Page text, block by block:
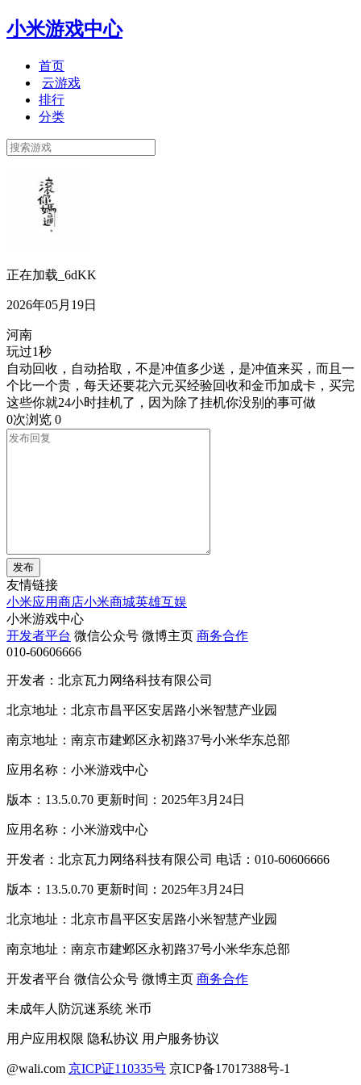
小米游戏中心
首页
云游戏
排行
分类
正在加载_6dKK
2026年05月19日
河南
玩过1秒
自动回收，自动拾取，不是冲值多少送，是冲值来买，而且一
个比一个贵，每天还要花六元买经验回收和金币加成卡，买完
这些你就24小时挂机了，因为除了挂机你没别的事可做
0次浏览 0
发布
友情链接
小米应用商店小米商城英雄互娱
小米游戏中心
开发者平台 微信公众号 微博主页 商务合作
010-60606666
开发者：北京瓦力网络科技有限公司
北京地址：北京市昌平区安居路小米智慧产业园
南京地址：南京市建邺区永初路37号小米华东总部
应用名称：小米游戏中心
版本：13.5.0.70 更新时间：2025年3月24日
应用名称：小米游戏中心
开发者：北京瓦力网络科技有限公司 电话：010-60606666
版本：13.5.0.70 更新时间：2025年3月24日
北京地址：北京市昌平区安居路小米智慧产业园
南京地址：南京市建邺区永初路37号小米华东总部
开发者平台 微信公众号 微博主页 商务合作
未成年人防沉迷系统 米币
用户应用权限 隐私协议 用户服务协议
@wali.com 京ICP证110335号 京ICP备17017388号-1